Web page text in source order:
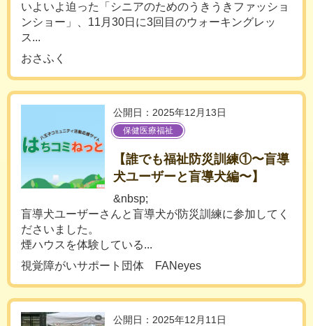
いよいよ迫った「シニアのためのうきうきファッショ
ンショー」、11月30日に3回目のウォーキングレッ
ス...
おさふく
公開日：2025年12月13日
保健医療福祉
【誰でも福祉防災訓練①〜盲導
犬ユーザーと盲導犬編〜】
&nbsp;
盲導犬ユーザーさんと盲導犬が防災訓練に参加してく
ださいました。
煙ハウスを体験している...
視覚障がいサポート団体 FANeyes
公開日：2025年12月11日